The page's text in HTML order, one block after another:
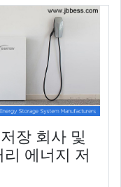
장 회사 및
리 에너지 저